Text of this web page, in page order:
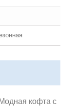
кофта с